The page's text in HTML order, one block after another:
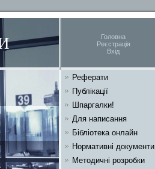
Головна
Реєстрація
Вхід
Реферати
Публікації
Шпаргалки!
Для написання
Бібліотека онлайн
Нормативні документи
Методичні розробки